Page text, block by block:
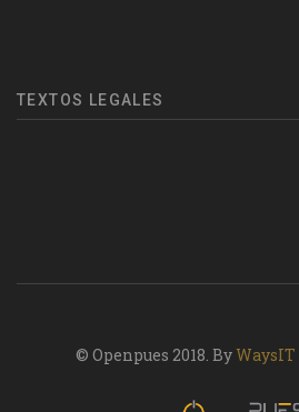
TEXTOS LEGALES
© Openpues 2018. By WaysIT